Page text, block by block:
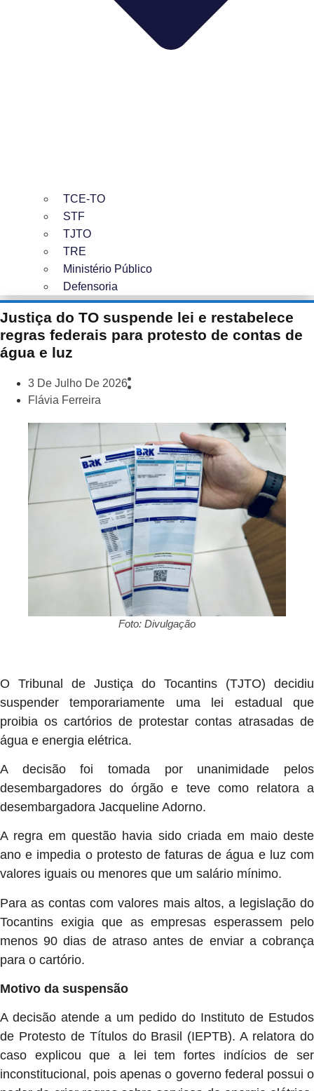
TCE-TO
STF
TJTO
TRE
Ministério Público
Defensoria
Justiça do TO suspende lei e restabelece
regras federais para protesto de contas de
água e luz
3 De Julho De 2026
Flávia Ferreira
Foto: Divulgação
O Tribunal de Justiça do Tocantins (TJTO) decidiu
suspender temporariamente uma lei estadual que
proibia os cartórios de protestar contas atrasadas de
água e energia elétrica.
A decisão foi tomada por unanimidade pelos
desembargadores do órgão e teve como relatora a
desembargadora Jacqueline Adorno.
A regra em questão havia sido criada em maio deste
ano e impedia o protesto de faturas de água e luz com
valores iguais ou menores que um salário mínimo.
Para as contas com valores mais altos, a legislação do
Tocantins exigia que as empresas esperassem pelo
menos 90 dias de atraso antes de enviar a cobrança
para o cartório.
Motivo da suspensão
A decisão atende a um pedido do Instituto de Estudos
de Protesto de Títulos do Brasil (IEPTB). A relatora do
caso explicou que a lei tem fortes indícios de ser
inconstitucional, pois apenas o governo federal possui o